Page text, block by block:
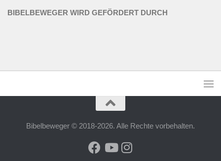
BIBELBEWEGER WIRD GEFÖRDERT DURCH
Bibelbeweger © 2018-2026. Alle Rechte vorbehalten.